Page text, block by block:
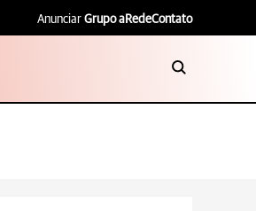
Anunciar Grupo aRedeContato